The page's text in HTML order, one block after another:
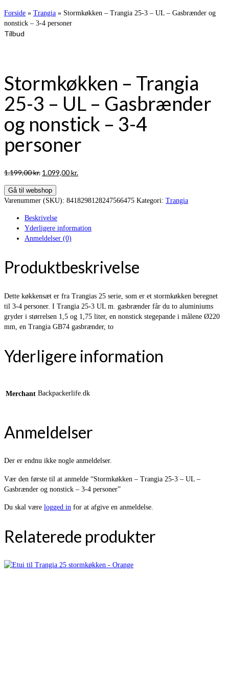
Forside » Trangia » Stormkøkken – Trangia 25-3 – UL – Gasbrænder og
nonstick – 3-4 personer
Tilbud
Stormkøkken – Trangia
25-3 – UL – Gasbrænder
og nonstick – 3-4
personer
1.199,00kr. Den
pris
var:
1.099,00kr.
er:
Gå til webshop
Varenummer (SKU): 8418298128247566475 Kategori: Trangia
Beskrivelse
Yderligere information
Anmeldelser (0)
Produktbeskrivelse
Dette køkkensæt er fra Trangias 25 serie, som er et stormkøkken beregnet
til 3-4 personer. I Trangia 25-3 UL m. gasbrænder får du to aluminiums
gryder i størrelsen 1,5 og 1,75 liter, en nonstick stegepande i målene Ø220
mm, en Trangia GB74 gasbrænder, to
Yderligere information
Merchant Backpackerlife.dk
Anmeldelser
Der er endnu ikke nogle anmeldelser.
Vær den første til at anmelde “Stormkøkken – Trangia 25-3 – UL –
Gasbrænder og nonstick – 3-4 personer”
Du skal være logged in for at afgive en anmeldelse.
Relaterede produkter